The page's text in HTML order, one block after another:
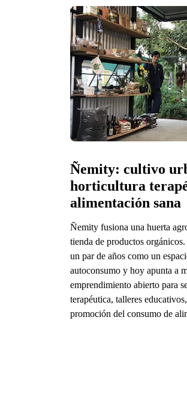
Ñemity: cultivo
horticultura
alimentación sana
Ñemity fusiona una huerta
tienda de productos
un par de años como un
autoconsumo y hoy apunta a
emprendimiento abierto para
terapéutica, talleres
promoción del consumo de